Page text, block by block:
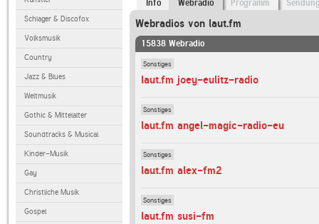
Schlager & Discofox
Volksmusik
Country
Jazz & Blues
Weltmusik
Gothic & Mittelalter
Soundtracks & Musical
Kinder-Musik
Gay
Christliche Musik
Gospel
Info Webradio Programm
Webradios von laut.fm
15838 Webradio
Sonstiges
laut.fm joey-eulitz-radio
Sonstiges
laut.fm angel-magic-radio-eu
Sonstiges
laut.fm alex-fm2
Sonstiges
laut.fm susi-fm